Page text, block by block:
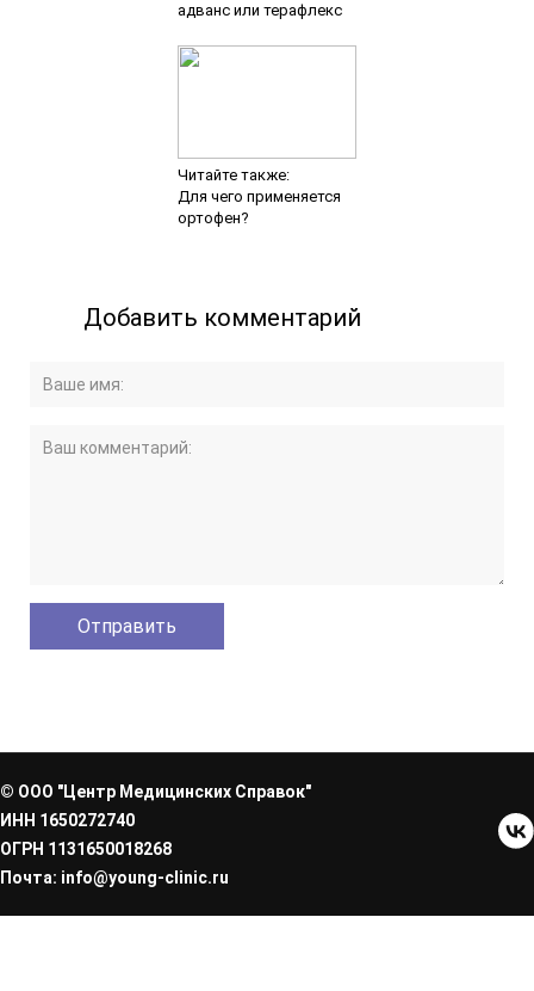
адванс или терафлекс
Читайте также:
Для чего применяется
ортофен?
Добавить комментарий
© ООО "Центр Медицинских Справок"
ИНН 1650272740
ОГРН 1131650018268
Почта: info@young-clinic.ru